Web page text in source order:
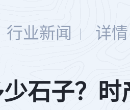
行业新闻 详情
石子？时